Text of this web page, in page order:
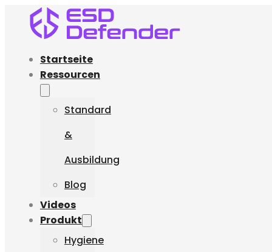
Startseite
Ressourcen
Standard
&
Ausbildung
Blog
Videos
Produkt
Hygiene